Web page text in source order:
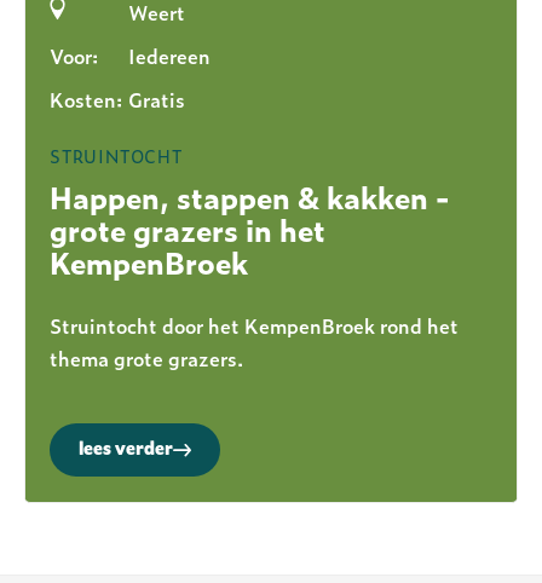
Weert
Voor:
Iedereen
Kosten: Gratis
STRUINTOCHT
Happen, stappen & kakken -
grote grazers in het
KempenBroek
Struintocht door het KempenBroek rond het
thema grote grazers.
lees verder